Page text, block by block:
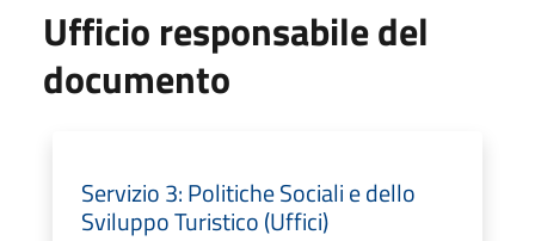
Ufficio responsabile del
documento
Servizio 3: Politiche Sociali e dello
Sviluppo Turistico (Uffici)